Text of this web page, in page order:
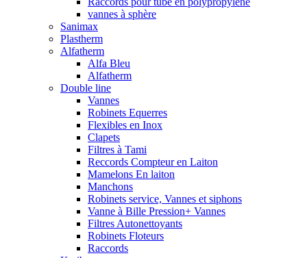
vannes à sphère
Sanimax
Plastherm
Alfatherm
Alfa Bleu
Alfatherm
Double line
Vannes
Robinets Equerres
Flexibles en Inox
Clapets
Filtres à Tami
Reccords Compteur en Laiton
Mamelons En laiton
Manchons
Robinets service, Vannes et siphons
Vanne à Bille Pression+ Vannes
Filtres Autonettoyants
Robinets Floteurs
Raccords